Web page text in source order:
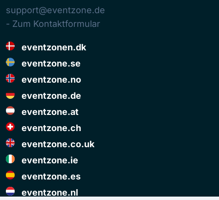
support@eventzone.de
- Zum Kontaktformular
eventzonen.dk
eventzone.se
eventzone.no
eventzone.de
eventzone.at
eventzone.ch
eventzone.co.uk
eventzone.ie
eventzone.es
eventzone.nl